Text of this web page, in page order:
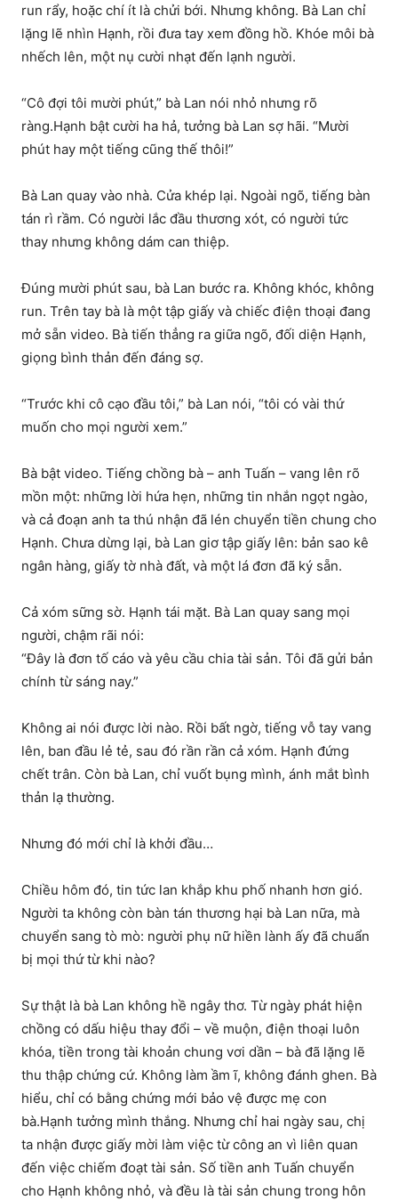
run rẩy, hoặc chí ít là chửi bới. Nhưng không. Bà Lan chỉ
lặng lẽ nhìn Hạnh, rồi đưa tay xem đồng hồ. Khóe môi bà
nhếch lên, một nụ cười nhạt đến lạnh người.
“Cô đợi tôi mười phút,” bà Lan nói nhỏ nhưng rõ
ràng.Hạnh bật cười ha hả, tưởng bà Lan sợ hãi. “Mười
phút hay một tiếng cũng thế thôi!”
Bà Lan quay vào nhà. Cửa khép lại. Ngoài ngõ, tiếng bàn
tán rì rầm. Có người lắc đầu thương xót, có người tức
thay nhưng không dám can thiệp.
Đúng mười phút sau, bà Lan bước ra. Không khóc, không
run. Trên tay bà là một tập giấy và chiếc điện thoại đang
mở sẵn video. Bà tiến thẳng ra giữa ngõ, đối diện Hạnh,
giọng bình thản đến đáng sợ.
“Trước khi cô cạo đầu tôi,” bà Lan nói, “tôi có vài thứ
muốn cho mọi người xem.”
Bà bật video. Tiếng chồng bà – anh Tuấn – vang lên rõ
mồn một: những lời hứa hẹn, những tin nhắn ngọt ngào,
và cả đoạn anh ta thú nhận đã lén chuyển tiền chung cho
Hạnh. Chưa dừng lại, bà Lan giơ tập giấy lên: bản sao kê
ngân hàng, giấy tờ nhà đất, và một lá đơn đã ký sẵn.
Cả xóm sững sờ. Hạnh tái mặt. Bà Lan quay sang mọi
người, chậm rãi nói:
“Đây là đơn tố cáo và yêu cầu chia tài sản. Tôi đã gửi bản
chính từ sáng nay.”
Không ai nói được lời nào. Rồi bất ngờ, tiếng vỗ tay vang
lên, ban đầu lẻ tẻ, sau đó rần rần cả xóm. Hạnh đứng
chết trân. Còn bà Lan, chỉ vuốt bụng mình, ánh mắt bình
thản lạ thường.
Nhưng đó mới chỉ là khởi đầu…
Chiều hôm đó, tin tức lan khắp khu phố nhanh hơn gió.
Người ta không còn bàn tán thương hại bà Lan nữa, mà
chuyển sang tò mò: người phụ nữ hiền lành ấy đã chuẩn
bị mọi thứ từ khi nào?
Sự thật là bà Lan không hề ngây thơ. Từ ngày phát hiện
chồng có dấu hiệu thay đổi – về muộn, điện thoại luôn
khóa, tiền trong tài khoản chung vơi dần – bà đã lặng lẽ
thu thập chứng cứ. Không làm ầm ĩ, không đánh ghen. Bà
hiểu, chỉ có bằng chứng mới bảo vệ được mẹ con
bà.Hạnh tưởng mình thắng. Nhưng chỉ hai ngày sau, chị
ta nhận được giấy mời làm việc từ công an vì liên quan
đến việc chiếm đoạt tài sản. Số tiền anh Tuấn chuyển
cho Hạnh không nhỏ, và đều là tài sản chung trong hôn